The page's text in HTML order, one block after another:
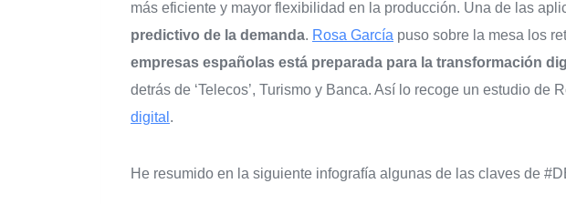
más eficiente y mayor flexibilidad en la producción. Una de las
predictivo de la demanda. Rosa García puso sobre la mesa los
empresas españolas está preparada para la transformación
detrás de ‘Telecos’, Turismo y Banca. Así lo recoge un estudio de
digital .
He resumido en la siguiente infografía algunas de las claves de